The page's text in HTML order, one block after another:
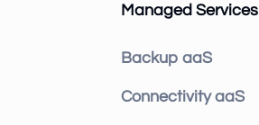
Managed Services
Backup aaS
Connectivity aaS